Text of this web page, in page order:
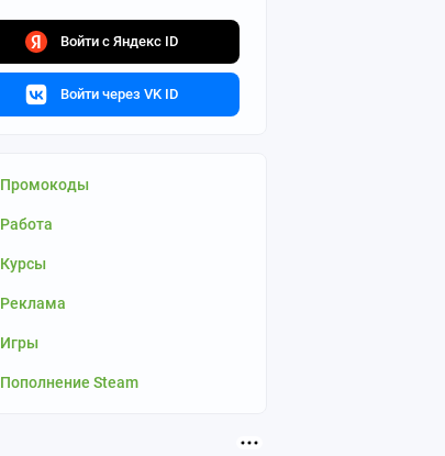
Войти с Яндекс ID
Войти через VK ID
Промокоды
Работа
Курсы
Реклама
Игры
Пополнение Steam